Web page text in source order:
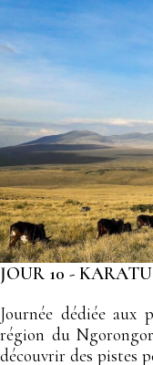
JOUR 10 -
Journée dédiée aux
région du
découvrir des pistes